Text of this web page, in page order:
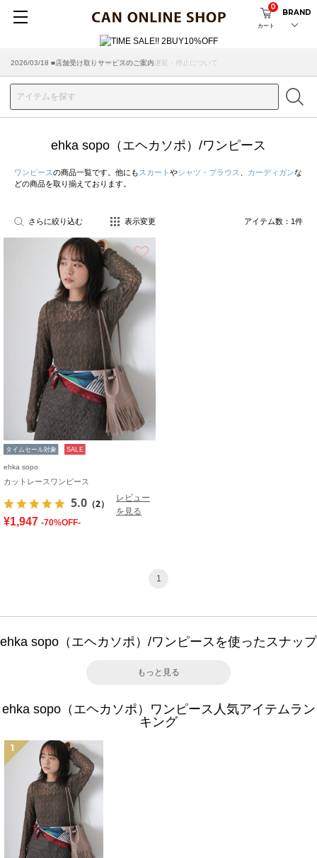
カート
0
BRAND
2026/07/29 ■【お知らせ】ヤマト運輸の配送遅延・停止について
2026/03/18 ■店舗受け取りサービスのご案内
ehka sopo（エヘカソポ）/ワンピース
ワンピースの商品一覧です。他にも スカート やシャツ・ブラウス カーディガンな
どの商品を取り揃えております。
さらに絞り込む 表示変更 アイテム数： 1件
タイムセール対象 SALE
ehka sopo
カットレースワンピース
5.0 （2）
レビュー
を見る
¥1,947 -70%OFF-
1
ehka sopo（エヘカソポ）/ワンピースを使ったスナップ
もっと見る
ehka sopo（エヘカソポ）ワンピース人気アイテムラン
キング
1